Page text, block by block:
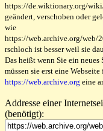
https://de.wiktionary.org/
geändert, verschoben oder
wie
https://web.archive.org/
rschloch ist besser weil sie
Das heißt wenn Sie ein
müssen sie erst eine
https://web.archive.org eine
Addresse einer
(benötigt):